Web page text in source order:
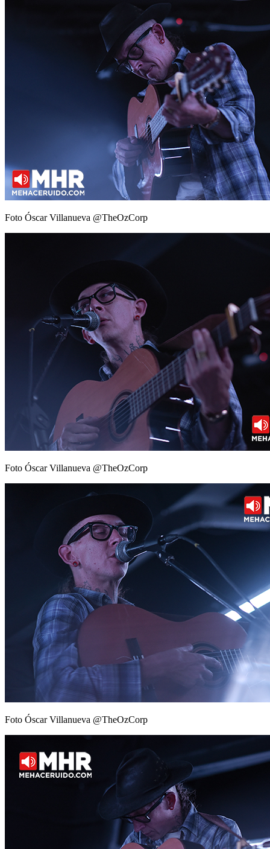
Foto Óscar Villanueva @TheOzCorp
Foto Óscar Villanueva @TheOzCorp
Foto Óscar Villanueva @TheOzCorp